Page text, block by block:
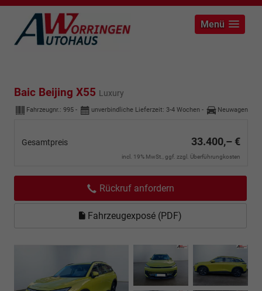
Menü
Baic Beijing X55 Luxury
Fahrzeugnr.: 995 unverbindliche Lieferzeit: 3-4 Wochen Neuwagen
Gesamtpreis 33.400,– €
incl. 19% MwSt., ggf. zzgl. Überführungkosten
Rückruf anfordern
Fahrzeugexposé (PDF)